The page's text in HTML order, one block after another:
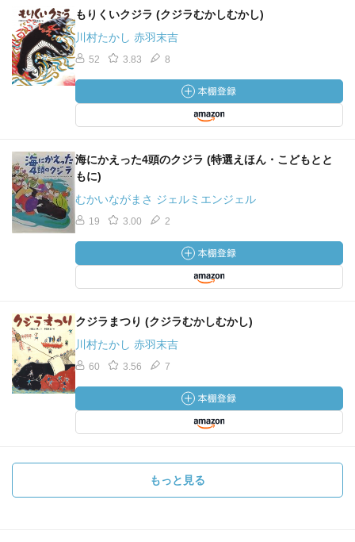
もりくいクジラ (クジラむかしむかし)
川村たかし 赤羽末吉
52 3.83 8
海にかえった4頭のクジラ (特選えほん・こどもとと
もに)
むかいながまさ ジェルミエンジェル
19 3.00 2
クジラまつり (クジラむかしむかし)
川村たかし 赤羽末吉
60 3.56 7
もっと見る